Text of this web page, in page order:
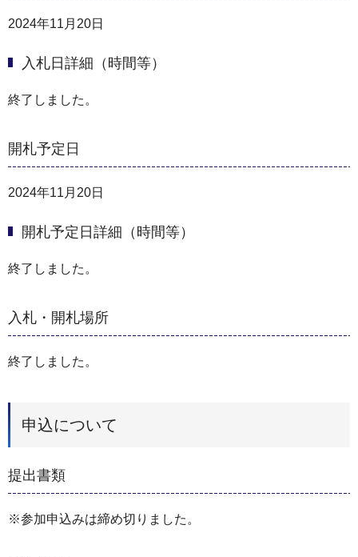
2024年11月20日
入札日詳細（時間等）
終了しました。
開札予定日
2024年11月20日
開札予定日詳細（時間等）
終了しました。
入札・開札場所
終了しました。
申込について
提出書類
※参加申込みは締め切りました。